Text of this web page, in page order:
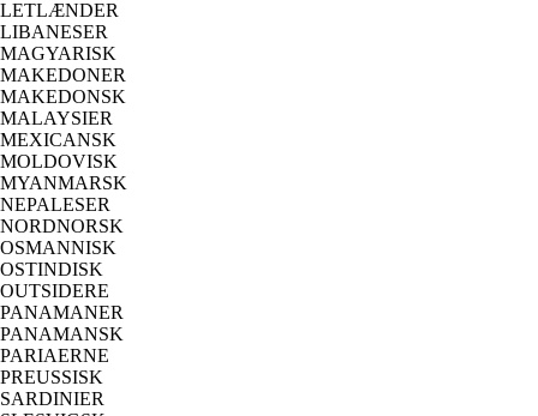
LETLÆNDER
LIBANESER
MAGYARISK
MAKEDONER
MAKEDONSK
MALAYSIER
MEXICANSK
MOLDOVISK
MYANMARSK
NEPALESER
NORDNORSK
OSMANNISK
OSTINDISK
OUTSIDERE
PANAMANER
PANAMANSK
PARIAERNE
PREUSSISK
SARDINIER